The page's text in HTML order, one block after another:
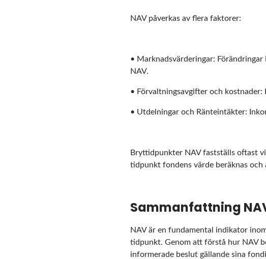
NAV påverkas av flera faktorer:
• Marknadsvärderingar:
NAV.
• Förvaltningsavgifter och
• Utdelningar och Ränteintäkter:
Bryttidpunkter NAV fastställs oftast
tidpunkt fondens värde beräknas
Sammanfattning
NAV är en fundamental indikator
tidpunkt. Genom att förstå hur NAV
informerade beslut gällande sina